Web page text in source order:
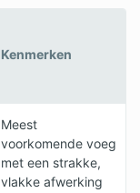
Kenmerken
Meest
voorkomende voeg
met een strakke,
vlakke afwerking